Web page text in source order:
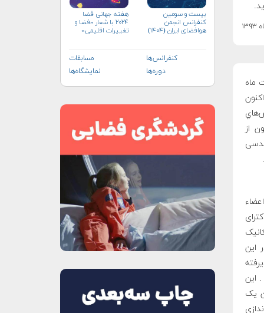
ماه
از
نمود. اعضاء
این
این
یک
بیست و سومین
کنفرانس انجمن
هوافضای ايران (۱۴۰۴)
هفته جهانی فضا
۲۰۲۴ با شعار «فضا و
تغییرات اقلیمی»
کنفرانس‌ها
مسابقات
دوره‌ها
نمایشگاه‌ها